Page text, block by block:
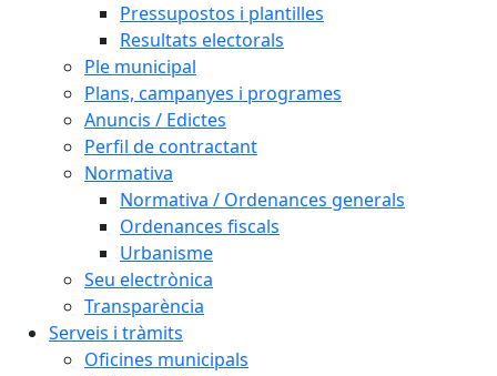
Pressupostos i plantilles
Resultats electorals
Ple municipal
Plans, campanyes i programes
Anuncis / Edictes
Perfil de contractant
Normativa
Normativa / Ordenances generals
Ordenances fiscals
Urbanisme
Seu electrònica
Transparència
Serveis i tràmits
Oficines municipals